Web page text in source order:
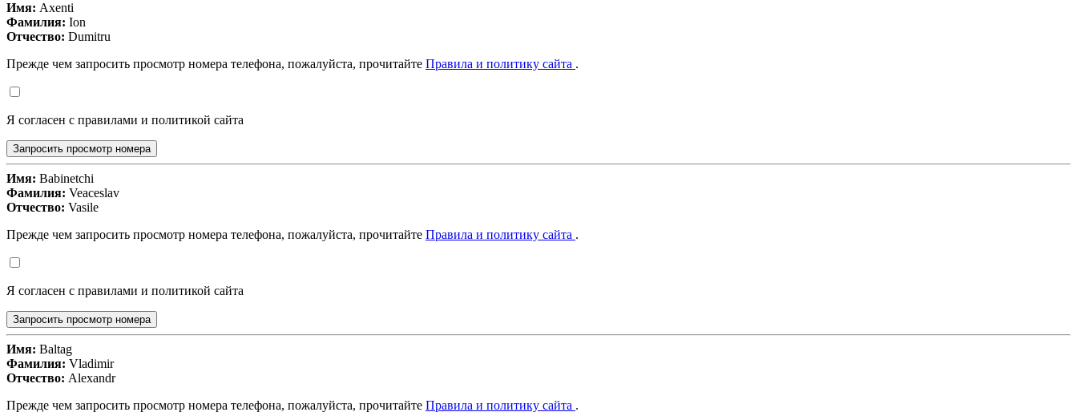
Имя: Axenti
Фамилия: Ion
Отчество: Dumitru
Прежде чем запросить просмотр номера телефона, пожалуйста, прочитайте Правила и политику сайта .
Я согласен с правилами и политикой сайта
Запросить просмотр номера
Имя: Babinetchi
Фамилия: Veaceslav
Отчество: Vasile
Прежде чем запросить просмотр номера телефона, пожалуйста, прочитайте Правила и политику сайта .
Я согласен с правилами и политикой сайта
Запросить просмотр номера
Имя: Baltag
Фамилия: Vladimir
Отчество: Alexandr
Прежде чем запросить просмотр номера телефона, пожалуйста, прочитайте Правила и политику сайта .